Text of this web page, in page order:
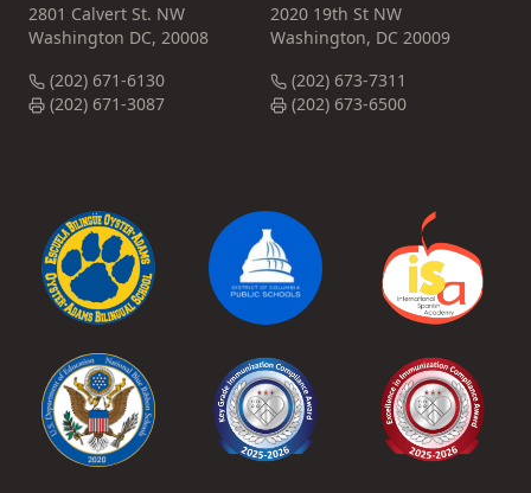
2801 Calvert St. NW
Washington DC, 20008
(202) 671-6130
(202) 671-3087
2020 19th St NW
Washington, DC 20009
(202) 673-7311
(202) 673-6500